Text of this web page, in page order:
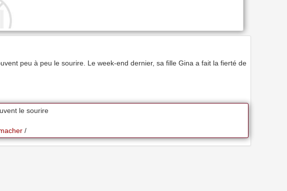
peu à peu le sourire. Le week-end dernier, sa fille Gina a fait la fierté de
le sourire
/